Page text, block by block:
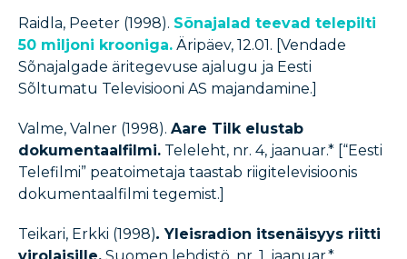
Raidla, Peeter (1998). Sõnajalad teevad telepilti
50 miljoni krooniga. Äripäev, 12.01. [Vendade
Sõnajalgade äritegevuse ajalugu ja Eesti
Sõltumatu Televisiooni AS majandamine.]
Valme, Valner (1998). Aare Tilk elustab
dokumentaalfilmi. Teleleht, nr. 4, jaanuar.* [“Eesti
Telefilmi” peatoimetaja taastab riigitelevisioonis
dokumentaalfilmi tegemist.]
Teikari, Erkki (1998).Yleisradion itsenäisyys riitti